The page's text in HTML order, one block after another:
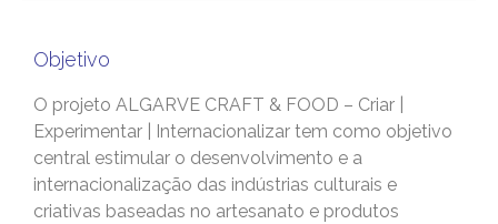
Objetivo
O projeto ALGARVE CRAFT & FOOD – Criar |
Experimentar | Internacionalizar tem como objetivo
central estimular o desenvolvimento e a
internacionalização das indústrias culturais e
criativas baseadas no artesanato e produtos